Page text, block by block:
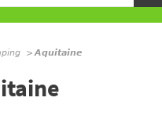
Aquitaine